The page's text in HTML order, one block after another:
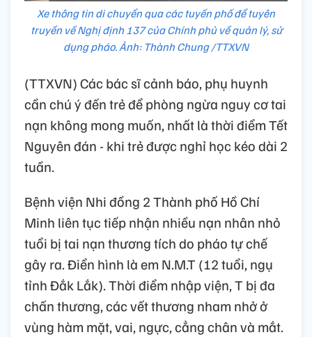
Xe thông tin di chuyển qua các tuyến phố để tuyên
truyền về Nghị định 137 của Chính phủ về quản lý, sử
dụng pháo. Ảnh: Thành Chung /TTXVN
(TTXVN) Các bác sĩ cảnh báo, phụ huynh
cần chú ý đến trẻ để phòng ngừa nguy cơ tai
nạn không mong muốn, nhất là thời điểm Tết
Nguyên đán - khi trẻ được nghỉ học kéo dài 2
tuần.
Bệnh viện Nhi đồng 2 Thành phố Hồ Chí
Minh liên tục tiếp nhận nhiều nạn nhân nhỏ
tuổi bị tai nạn thương tích do pháo tự chế
gây ra. Điển hình là em N.M.T (12 tuổi, ngụ
tỉnh Đắk Lắk). Thời điểm nhập viện, T bị đa
chấn thương, các vết thương nham nhở ở
vùng hàm mặt, vai, ngực, cẳng chân và mắt.